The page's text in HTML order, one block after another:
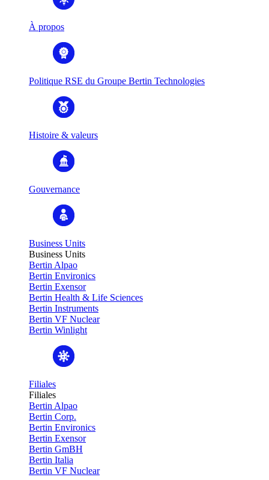
À propos
Politique RSE du Groupe Bertin Technologies
Histoire & valeurs
Gouvernance
Business Units
Business Units
Bertin Alpao
Bertin Environics
Bertin Exensor
Bertin Health & Life Sciences
Bertin Instruments
Bertin VF Nuclear
Bertin Winlight
Filiales
Filiales
Bertin Alpao
Bertin Corp.
Bertin Environics
Bertin Exensor
Bertin GmBH
Bertin Italia
Bertin VF Nuclear